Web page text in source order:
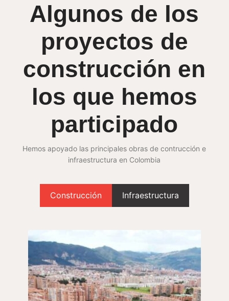
Algunos de los
proyectos de
construcción en
los que hemos
participado
Hemos apoyado las principales obras de contrucción e
infraestructura en Colombia
Construcción Infraestructura